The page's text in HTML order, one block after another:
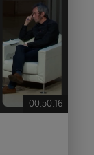
00:50:16